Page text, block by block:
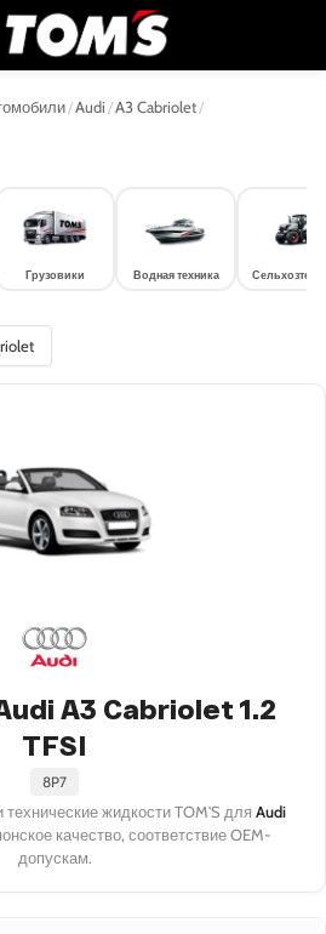
/Audi /A3 Cabriolet/
Грузовики Водная техника
A3 Cabriolet 1.2
TFSI
8P7
жидкости TOM'S для Audi
качество, соответствие OEM-
допускам.